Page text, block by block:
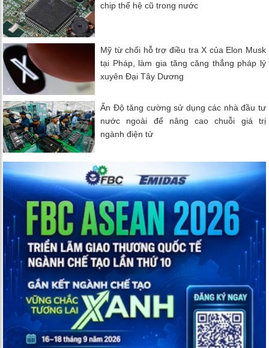
chip thế hệ cũ trong nước
Mỹ từ chối hỗ trợ điều tra X của Elon Musk
tại Pháp, làm gia tăng căng thẳng pháp lý
xuyên Đại Tây Dương
Ấn Độ tăng cường sử dụng các nhà đầu tư
nước ngoài để nâng cao chuỗi giá trị
ngành điện tử